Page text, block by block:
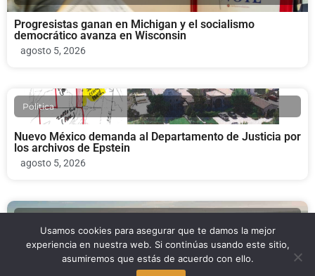
Progresistas ganan en Michigan y el socialismo
democrático avanza en Wisconsin
agosto 5, 2026
Politica
Nuevo México demanda al Departamento de Justicia por
los archivos de Epstein
agosto 5, 2026
Opositores a los centros de datos ganan las primarias
en Virginia
Usamos cookies para asegurar que te damos la mejor
experiencia en nuestra web. Si continúas usando este sitio,
asumiremos que estás de acuerdo con ello.